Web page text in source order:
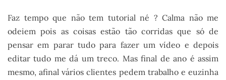
Faz tempo que não tem tutorial né ? Calma não me
odeiem pois as coisas estão tão corridas que só de
pensar em parar tudo para fazer um vídeo e depois
editar tudo me dá um treco. Mas final de ano é assim
mesmo, afinal vários clientes pedem trabalho e euzinha